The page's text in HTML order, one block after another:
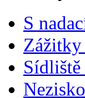
S
Zážitky